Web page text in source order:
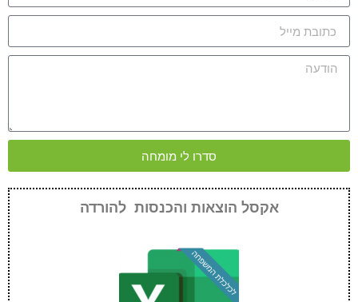
סדרו לי מומחה
אקסל הוצאות והכנסות להורדה